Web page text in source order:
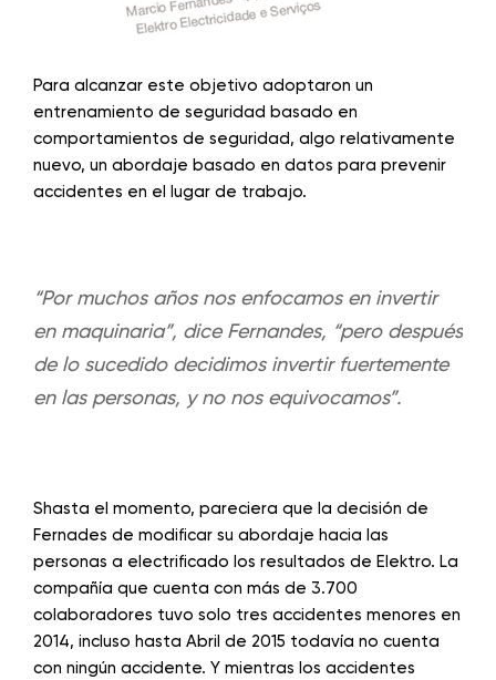
Para alcanzar este objetivo adoptaron un
entrenamiento de seguridad basado en
comportamientos de seguridad, algo relativamente
nuevo, un abordaje basado en datos para prevenir
accidentes en el lugar de trabajo.
“Por muchos años nos enfocamos en invertir
en maquinaria”, dice Fernandes, “pero después
de lo sucedido decidimos invertir fuertemente
en las personas, y no nos equivocamos”.
Shasta el momento, pareciera que la decisión de
Fernades de modificar su abordaje hacia las
personas a electrificado los resultados de Elektro. La
compañía que cuenta con más de 3.700
colaboradores tuvo solo tres accidentes menores en
2014, incluso hasta Abril de 2015 todavía no cuenta
con ningún accidente. Y mientras los accidentes